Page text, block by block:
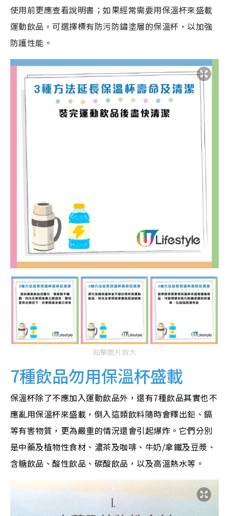
使用前更應查看說明書；如果經常需要用保溫杯來盛載
運動飲品，可選擇標有防污防鏽塗層的保溫杯，以加強
防護性能。
點擊圖片放大
7種飲品勿用保溫杯盛載
保溫杯除了不應加入運動飲品外，還有7種飲品其實也不
應亂用保溫杯來盛載，倒入這類飲料隨時會釋出鉛、鎘
等有害物質，更為嚴重的情況還會引起爆炸。它們分別
是中藥及植物性食材、濃茶及咖啡、牛奶/拿鐵及豆漿、
含糖飲品、酸性飲品、碳酸飲品，以及高溫熱水等。